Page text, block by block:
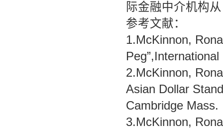
际金融中介机构
参考文献：
1.McKinnon,
2.McKinnon,
Asian Dollar
Cambridge Mass.
3.McKinnon,